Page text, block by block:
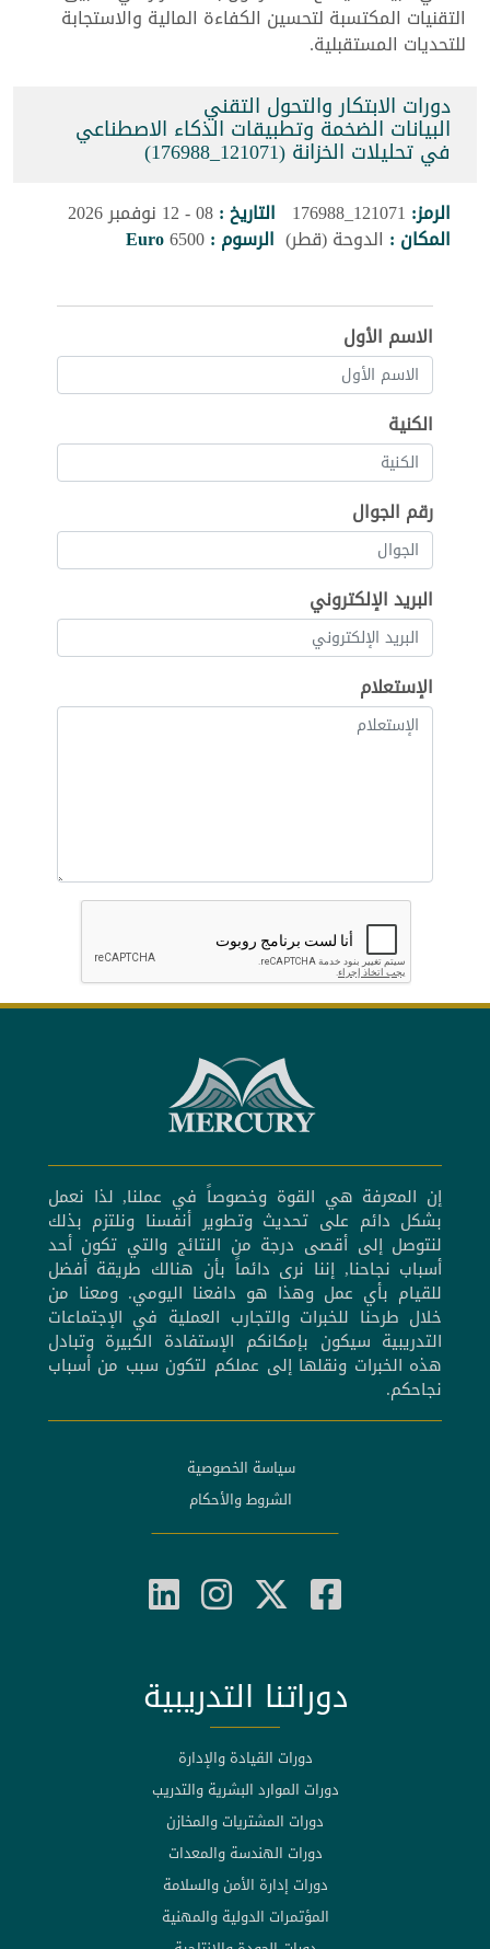
التقنيات المكتسبة لتحسين الكفاءة المالية والاستجابة
للتحديات المستقبلية.
دورات الابتكار والتحول التقني
البيانات الضخمة وتطبيقات الذكاء الاصطناعي
في تحليلات الخزانة (121071_176988)
الرمز: 121071_176988 التاريخ :08 - 12 نوفمبر 2026
المكان : الدوحة (قطر) الرسوم :6500
Euro
الاسم الأول
الكنية
رقم الجوال
البريد الإلكتروني
الإستعلام
إن المعرفة هي القوة وخصوصاً في عملنا, لذا نعمل
بشكل دائم على تحديث وتطوير أنفسنا ونلتزم بذلك
لنتوصل إلى أقصى درجة من النتائج والتي تكون أحد
أسباب نجاحنا, إننا نرى دائماً بأن هنالك طريقة أفضل
للقيام بأي عمل وهذا هو دافعنا اليومي. ومعنا من
خلال طرحنا للخبرات والتجارب العملية في الإجتماعات
التدريبية سيكون بإمكانكم الإستفادة الكبيرة وتبادل
هذه الخبرات ونقلها إلى عملكم لتكون سبب من أسباب
نجاحكم.
سياسة الخصوصية
الشروط والأحكام
دوراتنا التدريبية
دورات القيادة والإدارة
دورات الموارد البشرية والتدريب
دورات المشتريات والمخازن
دورات الهندسة والمعدات
دورات إدارة الأمن والسلامة
المؤتمرات الدولية والمهنية